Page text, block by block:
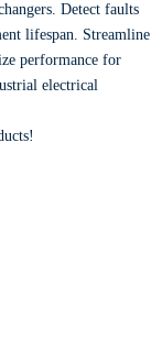
Detect faults
lifespan. Streamline
performance for
electrical